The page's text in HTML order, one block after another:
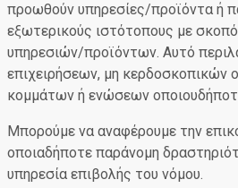
προωθούν υπηρεσίες/προϊόντα ή
εξωτερικούς ιστότοπους με
υπηρεσιών/προϊόντων. Αυτό
επιχειρήσεων, μη κερδοσκοπικών
κομμάτων ή ενώσεων
Μπορούμε να αναφέρουμε την
οποιαδήποτε παράνομη
υπηρεσία επιβολής του νόμου.